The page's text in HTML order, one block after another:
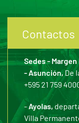
Contactos
Sedes -
- Asunción,De
+595 21 759
- Ayolas,
Villa